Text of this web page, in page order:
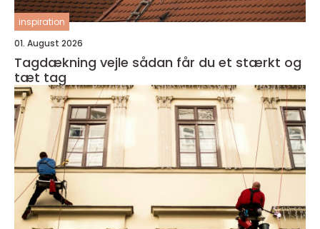
inspiration
01. August 2026
Tagdækning vejle sådan får du et stærkt og
tæt tag